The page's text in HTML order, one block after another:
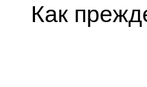
Как